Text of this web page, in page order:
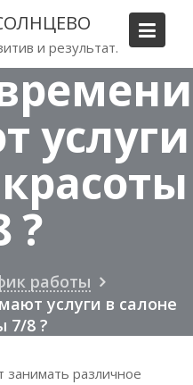
и результат.
услуги
?
работы
услуги в салоне
7/8 ?
занимать различное